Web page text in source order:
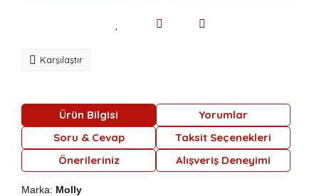
Karşılaştır
Ürün Bilgisi
Yorumlar
Soru & Cevap
Taksit Seçenekleri
Önerileriniz
Alışveriş Deneyimi
Marka: Molly